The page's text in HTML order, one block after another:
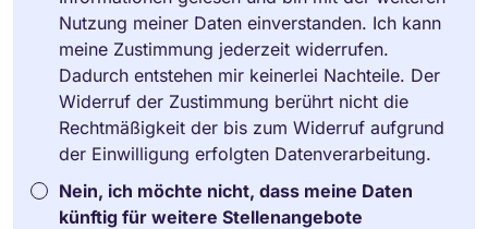
Nutzung meiner Daten einverstanden. Ich kann
meine Zustimmung jederzeit widerrufen.
Dadurch entstehen mir keinerlei Nachteile. Der
Widerruf der Zustimmung berührt nicht die
Rechtmäßigkeit der bis zum Widerruf aufgrund
der Einwilligung erfolgten Datenverarbeitung.
Nein, ich möchte nicht, dass meine Daten
künftig für weitere Stellenangebote